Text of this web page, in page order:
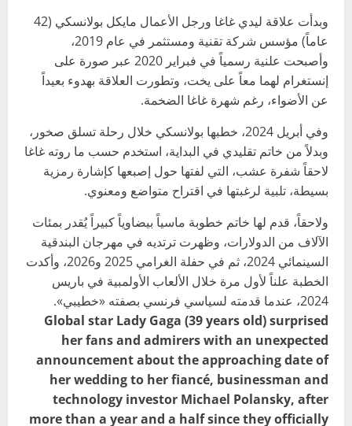
وبدأت علاقة ليدي غاغا ورجل الأعمال مايكل بولانسكي (42
عاماً) مؤسس شركة تقنية ومستثمر في عام 2019،
وأصبحت علنية رسمياً في فبراير 2020 عبر صورة على
إنستغرام لهما معاً على يخت، وتطورت العلاقة بهدوء بعيداً
عن الأضواء، رغم شهرة غاغا الضخمة.
وفي أبريل 2024، خطبها بولانسكي خلال رحلة تسلق صخور،
وبدلاً من خاتم تقليدي في البداية، استخدم حسب ما روته غاغا
لاحقاً شفرة عشب، التي لفتها حول إصبعها كإشارة رمزية
بسيطة، تلبية لرغبتها في اقتراح متواضع ومعنوي.
ولاحقاً، قدم لها خاتم خطوبة ماسياً بيضاوياً كبيراً يُقدر بمئات
الآلاف من الدولارات، وظهرت ترتديه في مهرجان البندقية
السينمائي 2024، ثم في حفلة الغرامي 2025 و2026، وأكدت
الخطبة علناً لأول مرة خلال الألعاب الأولمبية في باريس
2024، عندما قدمته لسياسي فرنسي بصفته «خطيبي».
Global star Lady Gaga (39 years old) surprised
her fans and admirers with an unexpected
announcement about the approaching date of
her wedding to her fiancé, businessman and
technology investor Michael Polansky, after
more than a year and a half since they officially